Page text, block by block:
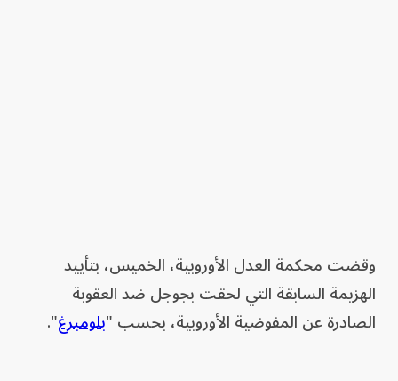
وقضت محكمة العدل الأوروبية، الخميس، بتأييد
الهزيمة السابقة التي لحقت بجوجل ضد العقوبة
الصادرة عن المفوضية الأوروبية، بحسب "بلومبرغ".